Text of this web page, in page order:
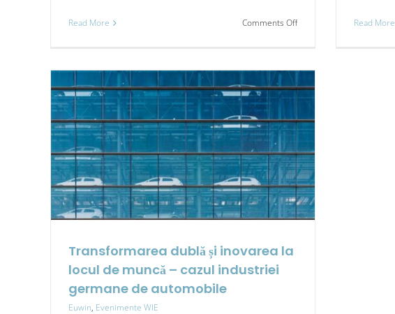
Read More Comments Offon
inovarea
la
muncă
Read More
Transformarea dublă și inovarea la
locul de muncă – cazul industriei
germane de automobile
Euwin, Evenimente WIE